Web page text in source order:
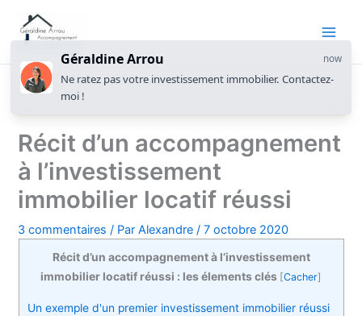
Récit d’un accompagnement
à l’investissement
immobilier locatif réussi
3 commentaires / ParAlexandre/7 octobre 2020
Récit d’un accompagnement à l’investissement
immobilier locatif réussi : les élements clés [Cacher]
Un exemple d'un premier investissement immobilier réussi
Géraldine Arrou now
Ne ratez pas votre investissement immobilier. Contactez-
moi !